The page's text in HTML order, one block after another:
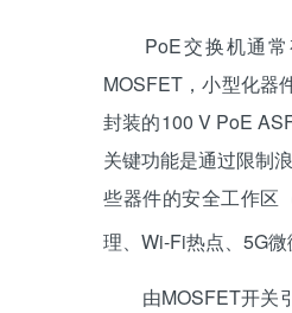
PoE交换机通常
MOSFET，小型化器
封装的100 V PoE
关键功能是通过限制
些器件的安全工作区
理、Wi-Fi热点、5G
由MOSFET开关引